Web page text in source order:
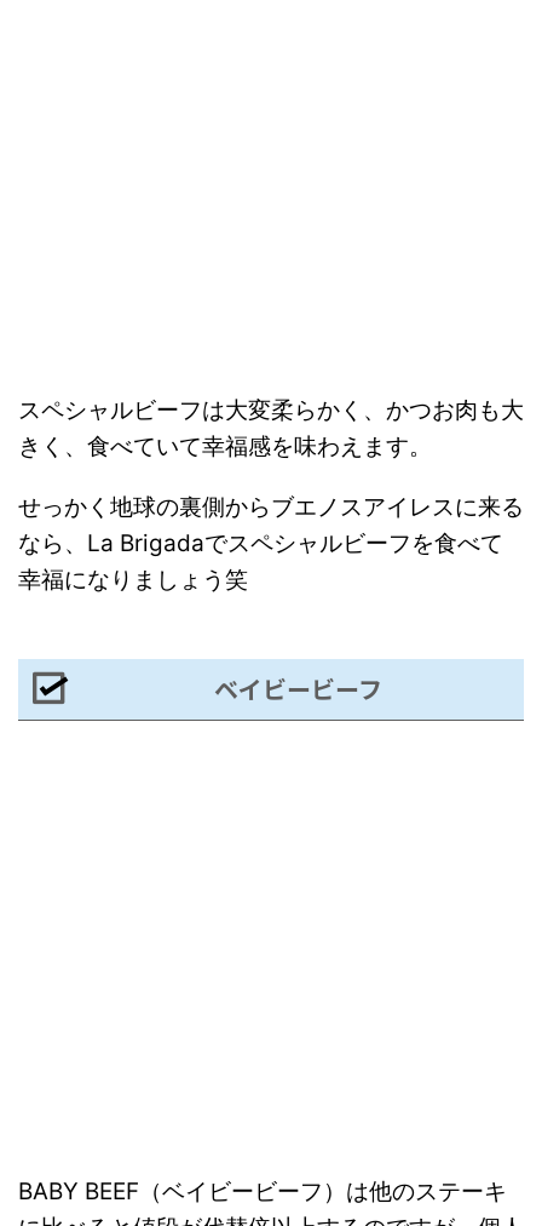
スペシャルビーフは大変柔らかく、かつお肉も大
きく、食べていて幸福感を味わえます。
せっかく地球の裏側からブエノスアイレスに来る
なら、La Brigadaでスペシャルビーフを食べて
幸福になりましょう笑
ベイビービーフ
BABY BEEF（ベイビービーフ）は他のステーキ